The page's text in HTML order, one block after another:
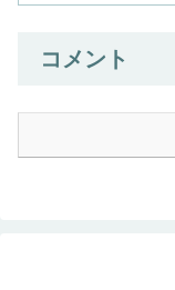
コメント